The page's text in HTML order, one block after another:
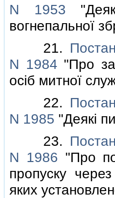
N 1953
вогнепальної
21.
N 1984 "Про
осiб митної
22.
N 1985 "Деякi
23.
N 1986 "Про
пропуску
яких